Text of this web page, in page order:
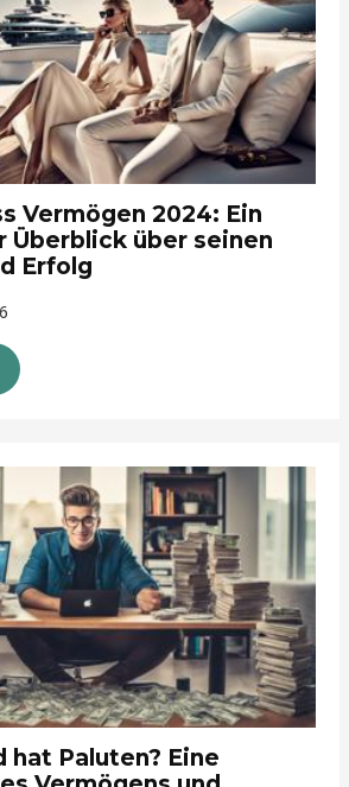
Vermögen 2024: Ein
Überblick über seinen
Erfolg
hat Paluten? Eine